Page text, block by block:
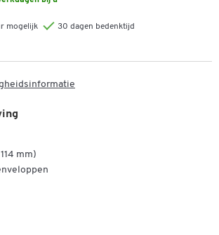
mogelijk
30 dagen bedenktijd
mm)